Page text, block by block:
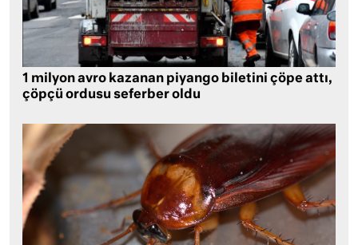
1 milyon avro kazanan piyango biletini çöpe attı,
çöpçü ordusu seferber oldu